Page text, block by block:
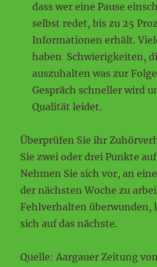
dass wer eine Pause
selbst redet, bis zu 25
Informationen erhält.
haben Schwierigkeiten,
auszuhalten was zur
Gespräch schneller wird
Qualität leidet.
Überprüfen Sie ihr
Sie zwei oder drei Punkte
Nehmen Sie sich vor, an
der nächsten Woche zu
Fehlverhalten überwunden,
sich auf das nächste.
Quelle: Aargauer Zeitung